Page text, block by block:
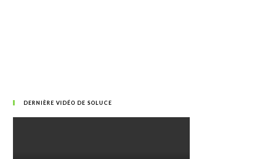
DERNIÈRE VIDÉO DE SOLUCE